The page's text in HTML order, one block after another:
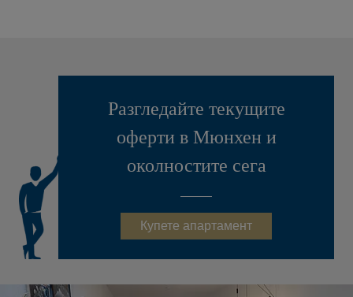
Разгледайте текущите
оферти в Мюнхен и
околностите сега
Купете апартамент